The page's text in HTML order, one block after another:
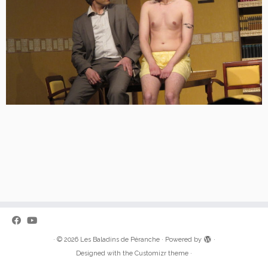
· © 2026 Les Baladins de Péranche· Powered by
·
Designed with the Customizr theme ·